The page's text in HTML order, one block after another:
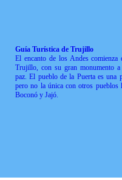
Guía Turística de Trujillo
El encanto de los Andes comienza
Trujillo, con su gran monumento
paz. El pueblo de la Puerta es una
pero no la única con otros pueblos
Boconó y Jajó.